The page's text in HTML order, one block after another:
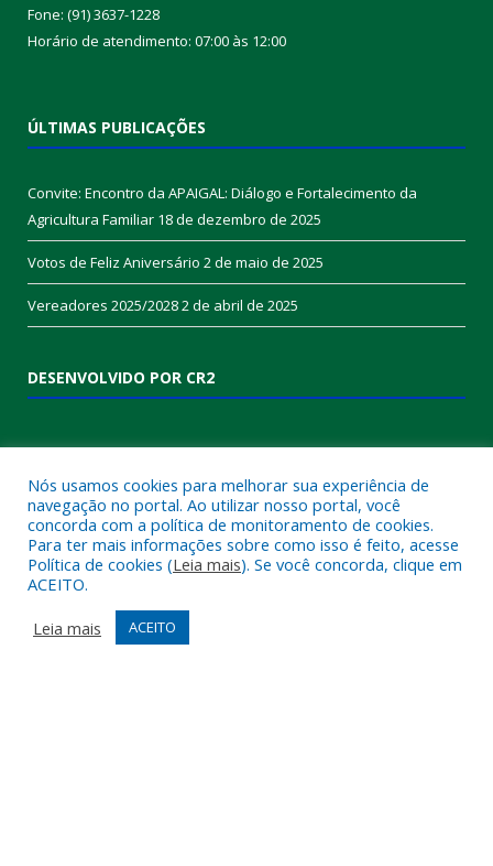
Fone: (91) 3637-1228
Horário de atendimento: 07:00 às 12:00
ÚLTIMAS PUBLICAÇÕES
Convite: Encontro da APAIGAL: Diálogo e Fortalecimento da
Agricultura Familiar 18 de dezembro de 2025
Votos de Feliz Aniversário 2 de maio de 2025
Vereadores 2025/20282 de abril de 2025
DESENVOLVIDO POR CR2
Muito mais que
Realizamos umaassessoria
contrato que todas as exigências das
Nós usamos cookies para melhorar sua experiência de
navegação no portal. Ao utilizar nosso portal, você
concorda com a política de monitoramento de cookies.
Para ter mais informações sobre como isso é feito, acesse
Política de cookies (Leia mais). Se você concorda, clique em
ACEITO.
Leia mais
ACEITO